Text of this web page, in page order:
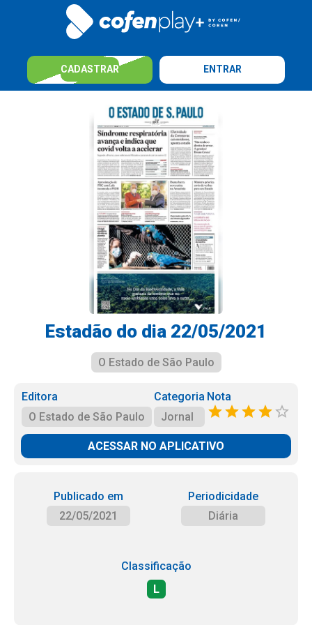
CADASTRAR ENTRAR
Estadão do dia 22/05/2021
O Estado de São Paulo
Editora
O Estado de São Paulo
Categoria
Jornal
Nota
ACESSAR NO APLICATIVO
Publicado em
22/05/2021
Periodicidade
Diária
Classificação
L